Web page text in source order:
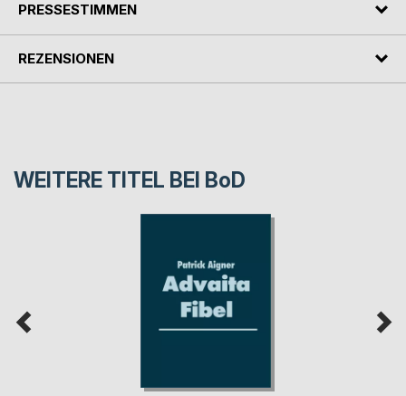
PRESSESTIMMEN
REZENSIONEN
WEITERE TITEL BEI BoD